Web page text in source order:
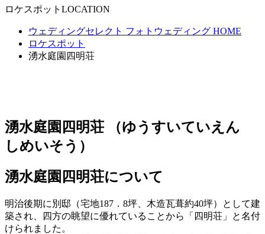
ロケスポット LOCATION
ウェディングセレクト フォトウェディング HOME
ロケスポット
湧水庭園四明荘
湧水庭園四明荘
（ゆうすいていえん
しめいそう）
湧水庭園四明荘について
明治後期に別邸（宅地187．8坪、木造瓦葺約40坪）として建
築され、四方の眺望に優れていることから「四明荘」と名付
けられました。